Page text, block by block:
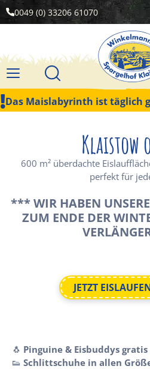
0049 (0) 33206 61070
Das Maislabyrinth ist täglich
Klaistow
600 m² überdachte
perfekt für
*** WIR HABEN
ZUM ENDE DER
JETZT
🐧 Pinguine & Eisbuddys gratis
👟 Schlittschuhe in allen